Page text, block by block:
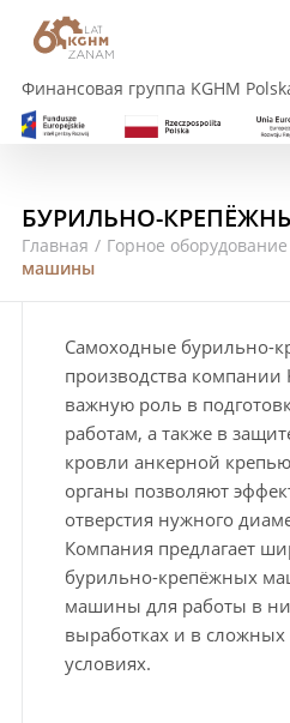
Финансовая группа KGHM
БУРИЛЬНО-
Главная / Горное оборудование
машины
Самоходные бурильно-
производства компании
важную роль в
работам, а также в
кровли анкерной
органы позволяют
отверстия нужного
Компания предлагает
бурильно-крепёжных
машины для работы в
выработках и в сложных
условиях.